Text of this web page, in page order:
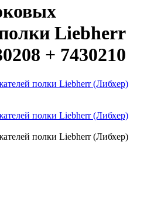
Liebherr
+ 7430210